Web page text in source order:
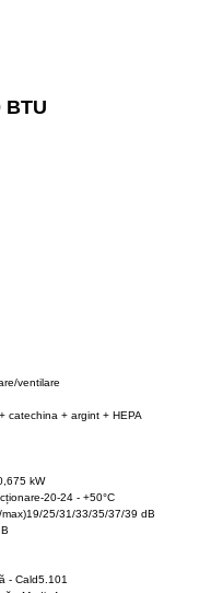
BTU
ventilare
catechina + argint + HEPA
kW
20-24 - +50°C
25/31/33/35/37/39 dB
- Cald5.101